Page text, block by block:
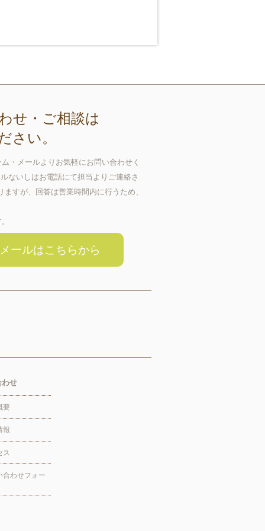
せ・ご相談は
さい。
・メールよりお気軽にお問い合わせく
ないしはお電話にて担当よりご連絡さ
すが、回答は営業時間内に行うため、
ルはこちらから
わせ
要
報
ス
合わせフォー